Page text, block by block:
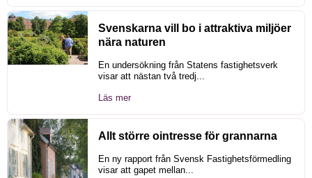
Svenskarna vill bo i attraktiva miljöer
nära naturen
En undersökning från Statens fastighetsverk
visar att nästan två tredj...
Läs mer
Allt större ointresse för grannarna
En ny rapport från Svensk Fastighetsförmedling
visar att gapet mellan...